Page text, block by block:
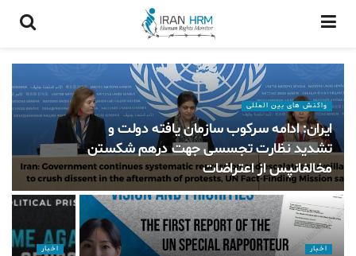
واکنش های بین المللی
ایران: ادامه سرکوب سازمان یافته دولت و
تشدید نظارت تجسسی جهت درهم شکستن
مخالفانپس از اعتراضات
اخبار اخبار